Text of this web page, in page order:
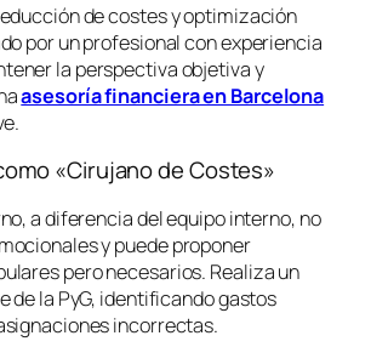
de costes y optimización
por un profesional con experiencia
la perspectiva objetiva y
asesoría financiera en Barcelona
«Cirujano de Costes»
a diferencia del equipo interno, no
y puede proponer
pero necesarios. Realiza un
de la PyG, identificando gastos
incorrectas.